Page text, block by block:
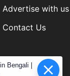
Advertise with us
Contact Us
Bengali |